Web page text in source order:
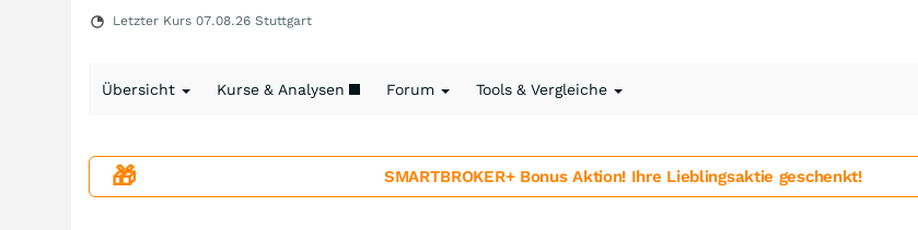
Letzter Kurs 07.08.26 Stuttgart
Übersicht Kurse & Analysen Forum Tools & Vergleiche
🎁 SMARTBROKER+ Bonus Aktion! Ihre Lieblingsaktie geschenkt!